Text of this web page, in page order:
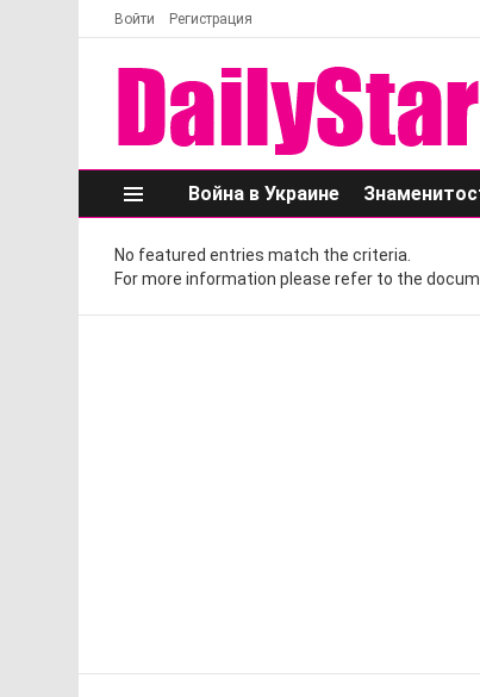
Войти Регистрация
Меню
Война в Украине
No featured entries match the criteria.
For more information please refer to the